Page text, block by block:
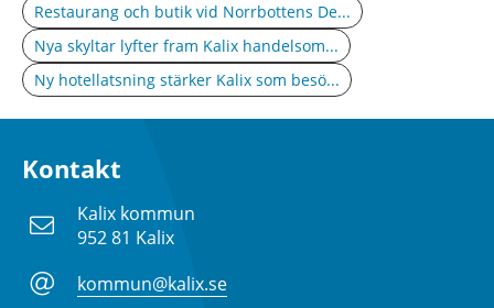
Restaurang och butik vid Norrbottens De...
Nya skyltar lyfter fram Kalix handelsom...
Ny hotellatsning stärker Kalix som besö...
Kontakt
Kalix kommun
952 81 Kalix
kommun@kalix.se